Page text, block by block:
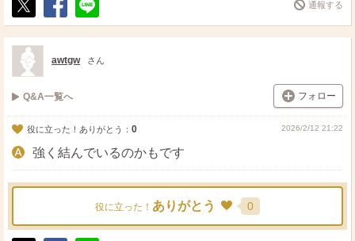
ポ
ス
ト
シ
ェ
送
る
通報する
awtgw さん
Q&A一覧へ フォロー
役に立った！ありがとう： 0 2026/2/12 21:22
強く結んでいるのかもです
役に立った！ ありがとう 0